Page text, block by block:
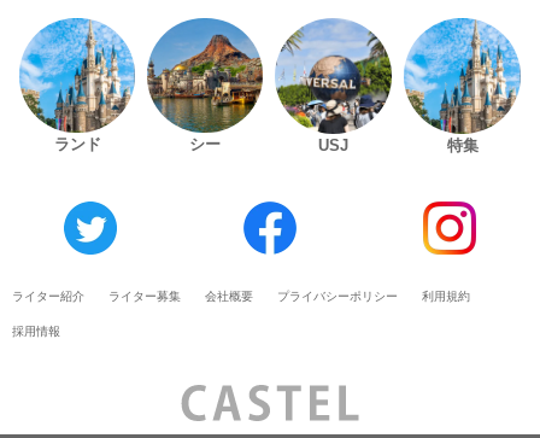
ランド シー USJ 特集
ライター紹介 ライター募集 会社概要 プライバシーポリシー 利用規約
採用情報